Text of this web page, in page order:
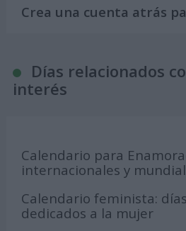
Crea una cuenta atrás
Días relacionados
interés
Calendario para
internacionales y
Calendario feminista:
dedicados a la mujer